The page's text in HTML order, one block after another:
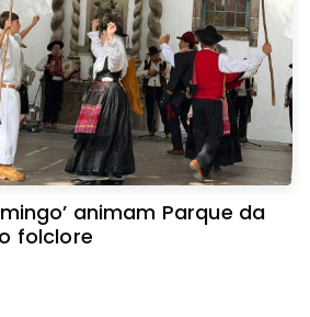
animam Parque da
folclore